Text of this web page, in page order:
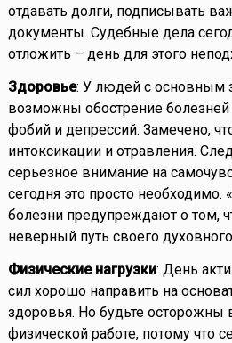
отдавать долги, подписывать
документы. Судебные дела
отложить – день для этого
Здоровье: У людей с основным
возможны обострение болезней
фобий и депрессий. Замечено,
интоксикации и отравления.
серьезное внимание на
сегодня это просто необходимо.
болезни предупреждают о том,
неверный путь своего
Физические нагрузки: День
сил хорошо направить на
здоровья. Но будьте осторожны
физической работе, потому что